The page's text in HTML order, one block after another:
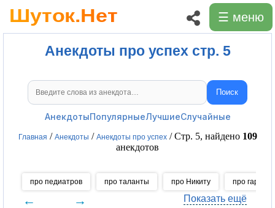
☰ меню
Анекдоты про успех стр. 5
Поиск анекдотов Поиск
АнекдотыПопулярныеЛучшиеСлучайные
Главная / Анекдоты / Анекдоты про успех/ Стр. 5, найдено 109
анекдотов
про педиатров про таланты про Никиту про
← → Показать ещё